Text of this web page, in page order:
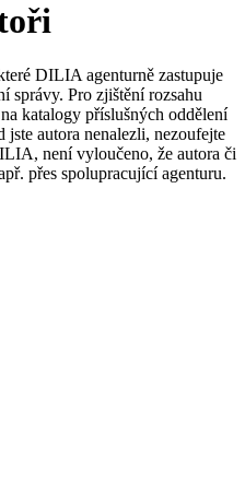
DILIA agenturně zastupuje
správy. Pro zjištění rozsahu
katalogy příslušných oddělení
autora nenalezli, nezoufejte
není vyloučeno, že autora či
přes spolupracující agenturu.